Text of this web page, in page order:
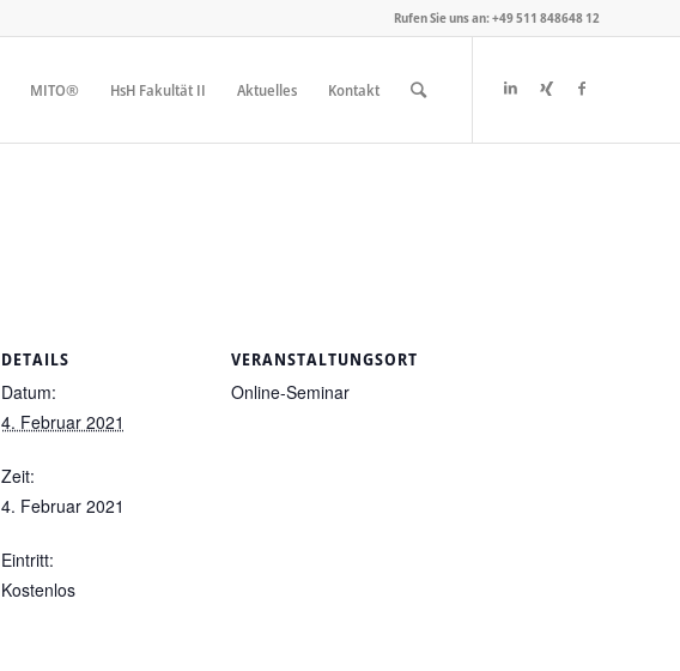
Rufen Sie uns an: +49 511 848648 12
MITO® HsH Fakultät II Aktuelles Kontakt
DETAILS
Datum:
4. Februar 2021
Zeit:
4. Februar 2021
Eintritt:
Kostenlos
VERANSTALTUNGSORT
Online-Seminar